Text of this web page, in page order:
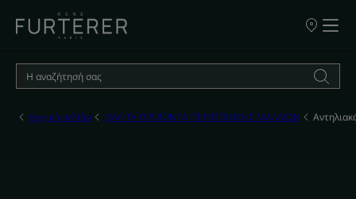
ΣΗΜΕΙΑ
ΜΑΣ
Αρχική σελίδα ΟΛΑ ΤΑ ΠΡΟΪΟΝΤΑ ΠΕΡΙΠΟΙΗΣΗΣ ΜΑΛΛΙΩΝ